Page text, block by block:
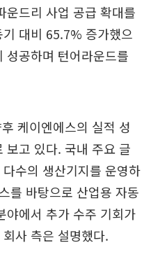
운드리 사업 공급 확대를
대비 65.7% 증가했으
성공하며 턴어라운드를
케이엔에스의 실적 성
보고 있다. 국내 주요 글
수의 생산기지를 운영하
를 바탕으로 산업용 자동
야에서 추가 수주 기회가
사 측은 설명했다.